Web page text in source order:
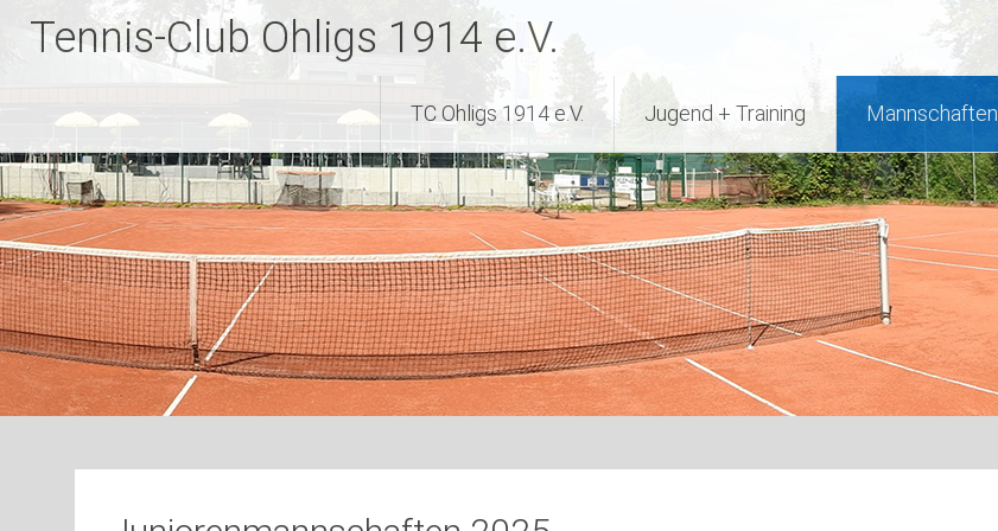
Tennis-Club Ohligs 1914 e.V.
TC Ohligs 1914 e.V. Jugend + Training Mannschaften